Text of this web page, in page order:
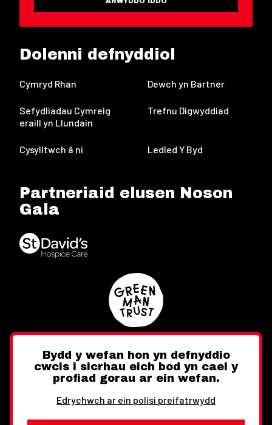
Dolenni defnyddiol
Cymryd Rhan Dewch yn Bartner
Sefydliadau Cymreig
eraill yn Llundain
Trefnu Digwyddiad
Cysylltwch â ni Ledled Y Byd
Partneriaid elusen Noson
Gala
Twitter FacebookInstagram
Bydd y wefan hon yn defnyddio
cwcis i sicrhau eich bod yn cael y
profiad gorau ar ein wefan.
Edrychwch ar ein polisi preifatrwydd